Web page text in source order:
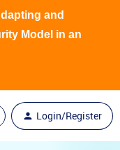
Login/Register
and
Model in an